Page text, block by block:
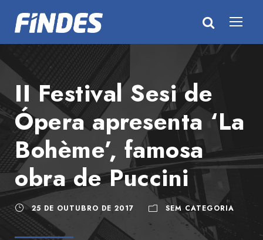
II Festival Sesi de
Ópera apresenta ‘La
Bohème’, famosa
obra de Puccini
25 DE OUTUBRO DE 2017 SEM CATEGORIA